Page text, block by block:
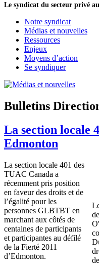
Le syndicat du secteur privé
Notre syndicat
Médias et nouvelles
Ressources
Enjeux
Moyens d’action
Se syndiquer
Bulletins
La section locale
Edmonton
La section locale 401 des
TUAC Canada a
récemment pris position
en faveur des droits et de
l’égalité pour les
personnes GLBTBT en
marchant aux côtés de
centaines de participants
et participantes au défilé
de la Fierté 2011
d’Edmonton.